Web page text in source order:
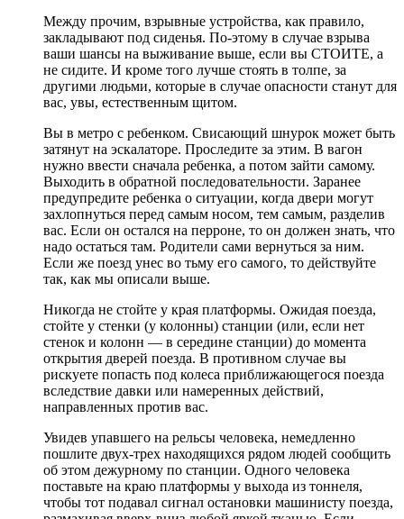
Между прочим, взрывные устройства, как правило,
закладывают под сиденья. По-этому в случае взрыва
ваши шансы на выживание выше, если вы СТОИТЕ, а
не сидите. И кроме того лучше стоять в толпе, за
другими людьми, которые в случае опасности станут для
вас, увы, естественным щитом.
Вы в метро с ребенком. Свисающий шнурок может быть
затянут на эскалаторе. Проследите за этим. В вагон
нужно ввести сначала ребенка, а потом зайти самому.
Выходить в обратной последовательности. Заранее
предупредите ребенка о ситуации, когда двери могут
захлопнуться перед самым носом, тем самым, разделив
вас. Если он остался на перроне, то он должен знать, что
надо остаться там. Родители сами вернуться за ним.
Если же поезд унес во тьму его самого, то действуйте
так, как мы описали выше.
Никогда не стойте у края платформы. Ожидая поезда,
стойте у стенки (у колонны) станции (или, если нет
стенок и колонн — в середине станции) до момента
открытия дверей поезда. В противном случае вы
рискуете попасть под колеса приближающегося поезда
вследствие давки или намеренных действий,
направленных против вас.
Увидев упавшего на рельсы человека, немедленно
пошлите двух-трех находящихся рядом людей сообщить
об этом дежурному по станции. Одного человека
поставьте на краю платформы у выхода из тоннеля,
чтобы тот подавал сигнал остановки машинисту поезда,